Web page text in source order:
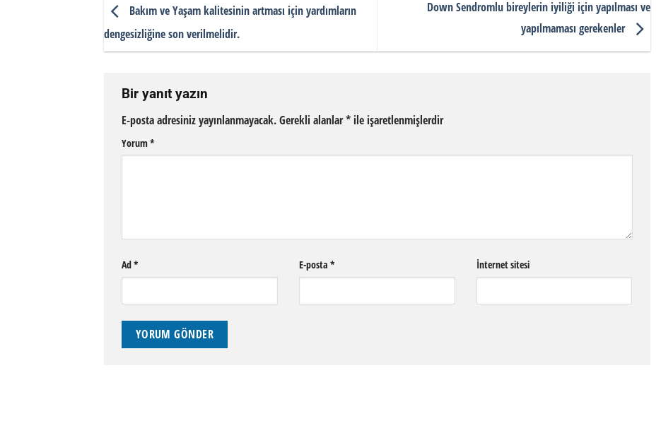
Bakım ve Yaşam kalitesinin artması için yardımların
dengesizliğine son verilmelidir.
Down Sendromlu bireylerin iyiliği için yapılması ve
yapılmaması gerekenler
Bir yanıt yazın
E-posta adresiniz yayınlanmayacak.Gerekli alanlar* ile işaretlenmişlerdir
Yorum*
Ad* E-posta * İnternet sitesi